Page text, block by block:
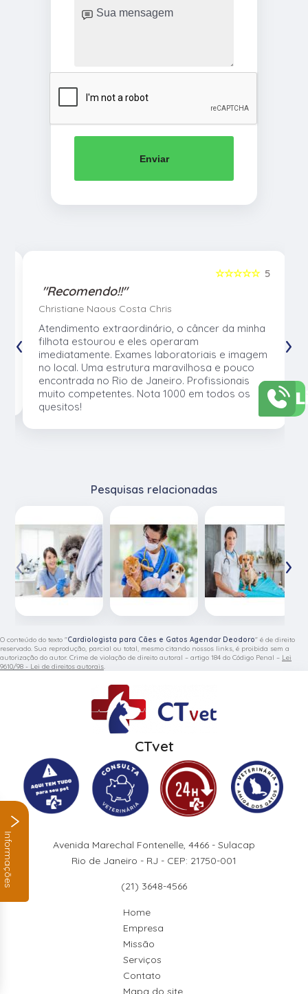
Enviar
5
☆☆☆☆☆
"Recomendo!!"
Christiane Naous Costa Chris
Atendimento extraordinário, o câncer da minha
filhota estourou e eles operaram
imediatamente. Exames laboratoriais e imagem
no local. Uma estrutura maravilhosa e pouco
encontrada no Rio de Janeiro. Profissionais
muito competentes. Nota 1000 em todos os
quesitos!
‹ ›
Pesquisas relacionadas
‹ ›
O conteúdo do texto "Cardiologista para Cães e Gatos Agendar Deodoro" é de direito
reservado. Sua reprodução, parcial ou total, mesmo citando nossos links, é proibida sem a
autorização do autor. Crime de violação de direito autoral – artigo 184 do Código Penal – Lei
9610/98 - Lei de direitos autorais.
CTvet
Avenida Marechal Fontenelle, 4466 - Sulacap
Rio de Janeiro - RJ - CEP: 21750-001
(21) 3648-4566
Home
Empresa
Missão
Serviços
Contato
Mapa do site
Informações